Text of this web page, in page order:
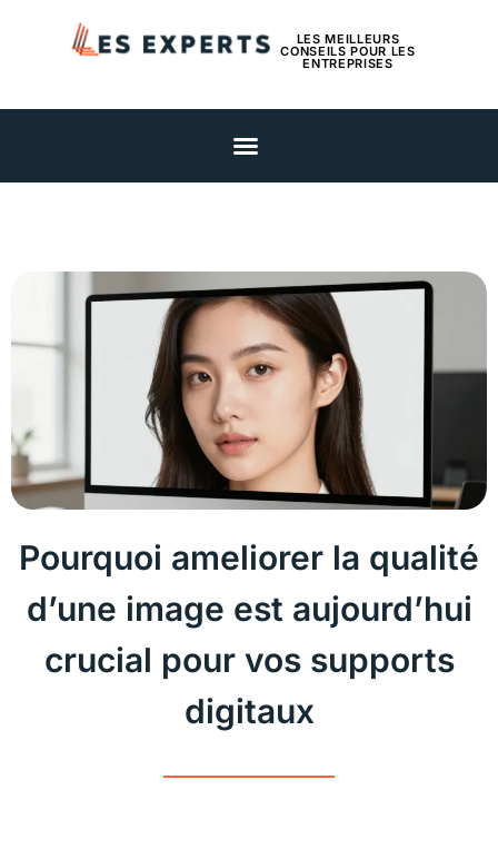
LES MEILLEURS
CONSEILS POUR LES
ENTREPRISES
Pourquoi ameliorer la qualité
d’une image est aujourd’hui
crucial pour vos supports
digitaux